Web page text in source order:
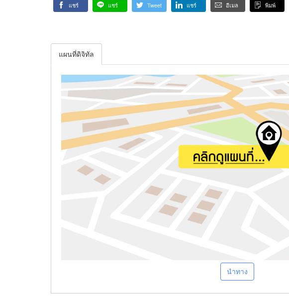
แชร์ แชร์ Tweet แชร์ อีเมล พิมพ์
แผนที่ดิจิทัล
นำทาง